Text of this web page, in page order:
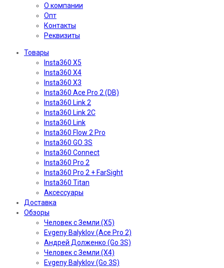
О компании
Опт
Контакты
Реквизиты
Товары
Insta360 X5
Insta360 X4
Insta360 X3
Insta360 Ace Pro 2 (DB)
Insta360 Link 2
Insta360 Link 2C
Insta360 Link
Insta360 Flow 2 Pro
Insta360 GO 3S
Insta360 Connect
Insta360 Pro 2
Insta360 Pro 2 + FarSight
Insta360 Titan
Аксессуары
Доставка
Обзоры
Человек с Земли (X5)
Evgeny Balyklov (Ace Pro 2)
Андрей Долженко (Go 3S)
Человек с Земли (X4)
Evgeny Balyklov (Go 3S)